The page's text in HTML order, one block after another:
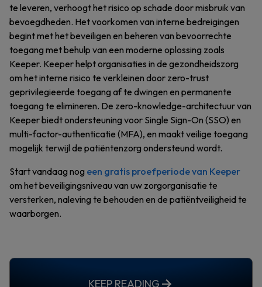
te leveren, verhoogt het risico op schade door misbruik van
bevoegdheden. Het voorkomen van interne bedreigingen
begint met het beveiligen en beheren van bevoorrechte
toegang met behulp van een moderne oplossing zoals
Keeper. Keeper helpt organisaties in de gezondheidszorg
om het interne risico te verkleinen door zero-trust
geprivilegieerde toegang af te dwingen en permanente
toegang te elimineren. De zero-knowledge-architectuur van
Keeper biedt ondersteuning voor Single Sign-On (SSO) en
multi-factor-authenticatie (MFA), en maakt veilige toegang
mogelijk terwijl de patiëntenzorg ondersteund wordt.
Start vandaag nog een gratis proefperiode van Keeper
om het beveiligingsniveau van uw zorgorganisatie te
versterken, naleving te behouden en de patiëntveiligheid te
waarborgen.
KEEP READING